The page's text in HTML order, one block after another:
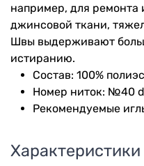
например, для ремонта
джинсовой ткани,
Швы выдерживают
истиранию.
Состав: 100%
Номер ниток: №40
Рекомендуемые
Характеристики